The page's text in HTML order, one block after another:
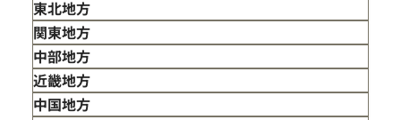
東北地方
青森県
岩手県
宮城県
秋田県
関東地方
東京都
神奈川県
埼玉県
中部地方
新潟県
富山県
近畿地方
三重県
中国地方